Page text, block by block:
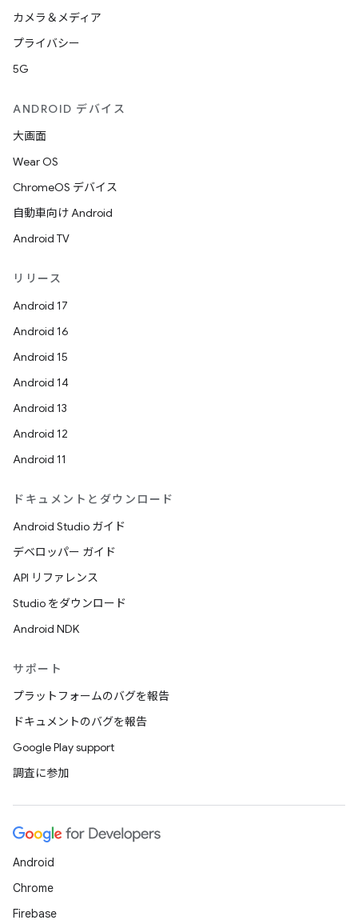
カメラ＆メディア
プライバシー
5G
ANDROID デバイス
大画面
Wear OS
ChromeOS デバイス
自動車向け Android
Android TV
リリース
Android 17
Android 16
Android 15
Android 14
Android 13
Android 12
Android 11
ドキュメントとダウンロード
Android Studio ガイド
デベロッパー ガイド
API リファレンス
Studio をダウンロード
Android NDK
サポート
プラットフォームのバグを報告
ドキュメントのバグを報告
Google Play support
調査に参加
Android
Chrome
Firebase